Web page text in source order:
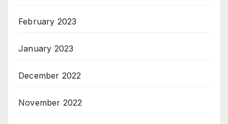
February 2023
January 2023
December 2022
November 2022